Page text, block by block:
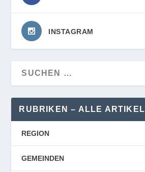
INSTAGRAM
RUBRIKEN – ALLE ARTIKEL
REGION
GEMEINDEN